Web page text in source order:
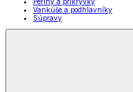
Vankúše a podhlavníky
Súpravy